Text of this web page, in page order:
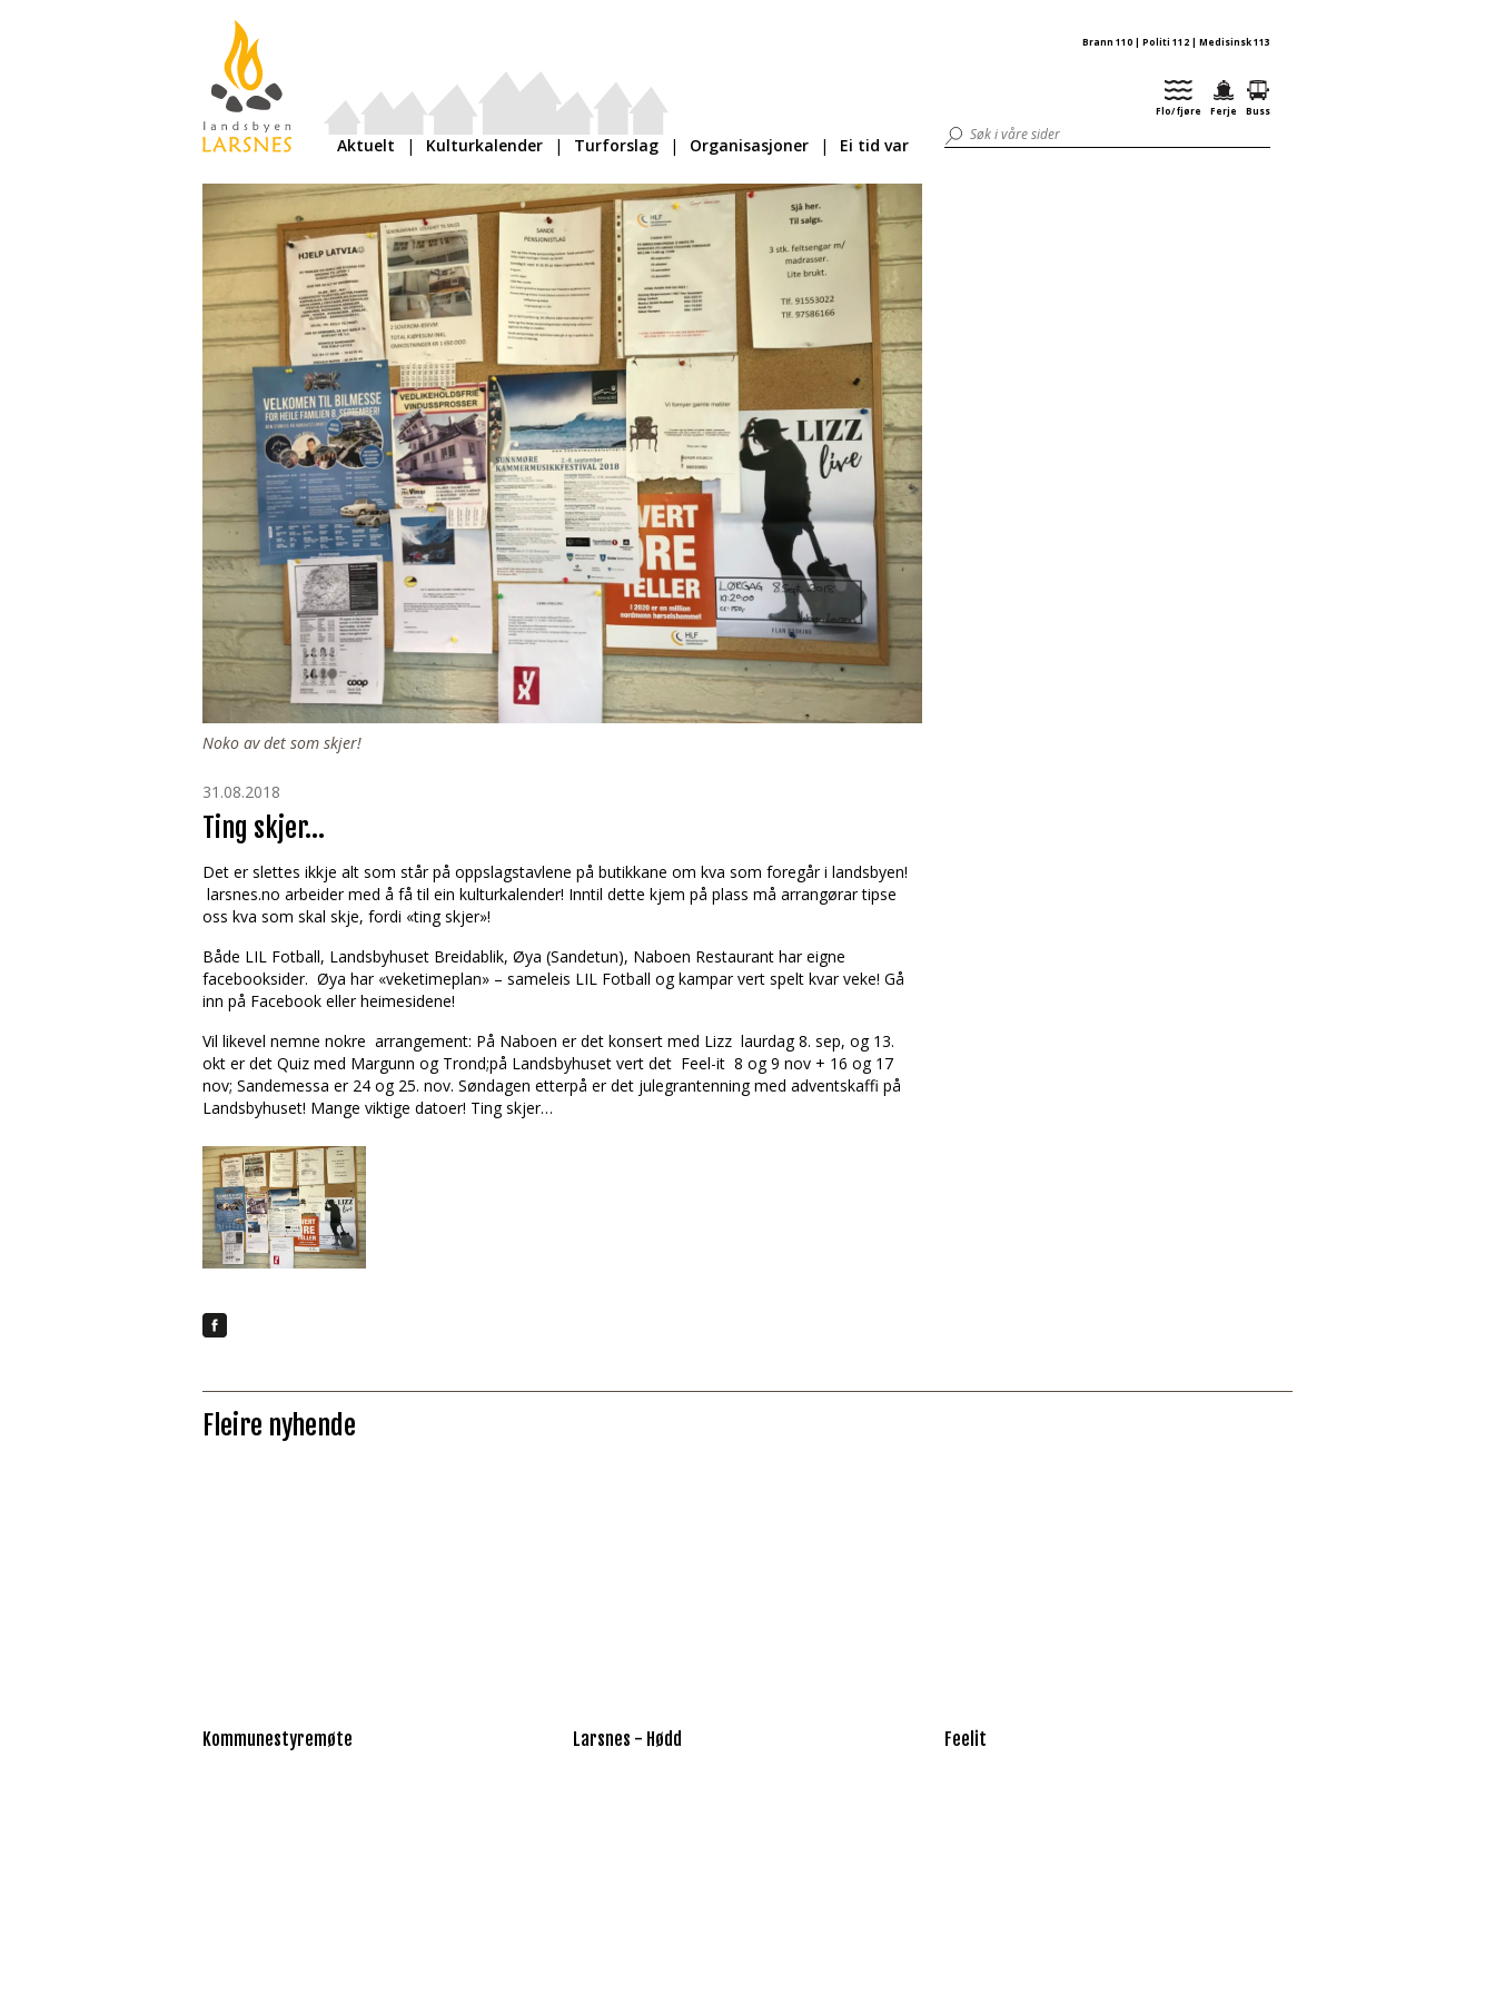
Aktuelt Kulturkalender Turforslag Organisasjoner Ei tid var
Brann 110 | Politi 112 | Medisinsk 113
Flo/ fjøre Ferje Buss
Noko av det som skjer!
31.08.2018
Ting skjer…
Det er slettes ikkje alt som står på oppslagstavlene på butikkane om kva som foregår i landsbyen!
larsnes.no arbeider med å få til ein kulturkalender! Inntil dette kjem på plass må arrangørar tipse
oss kva som skal skje, fordi «ting skjer»!
Både LIL Fotball, Landsbyhuset Breidablik, Øya (Sandetun), Naboen Restaurant har eigne
facebooksider. Øya har «veketimeplan» – sameleis LIL Fotball og kampar vert spelt kvar veke! Gå
inn på Facebook eller heimesidene!
Vil likevel nemne nokre arrangement: På Naboen er det konsert med Lizz laurdag 8. sep, og 13.
okt er det Quiz med Margunn og Trond;på Landsbyhuset vert det Feel-it 8 og 9 nov + 16 og 17
nov; Sandemessa er 24 og 25. nov. Søndagen etterpå er det julegrantenning med adventskaffi på
Landsbyhuset! Mange viktige datoer! Ting skjer…
Fleire nyhende
Kommunestyremøte Larsnes - Hødd Feelit